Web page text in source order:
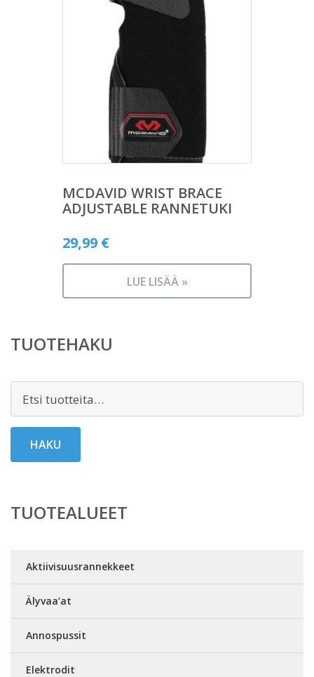
MCDAVID WRIST BRACE
ADJUSTABLE RANNETUKI
29,99 €
LUE LISÄÄ »
TUOTEHAKU
HAKU
TUOTEALUEET
Aktiivisuusrannekkeet
Älyvaa’at
Annospussit
Elektrodit